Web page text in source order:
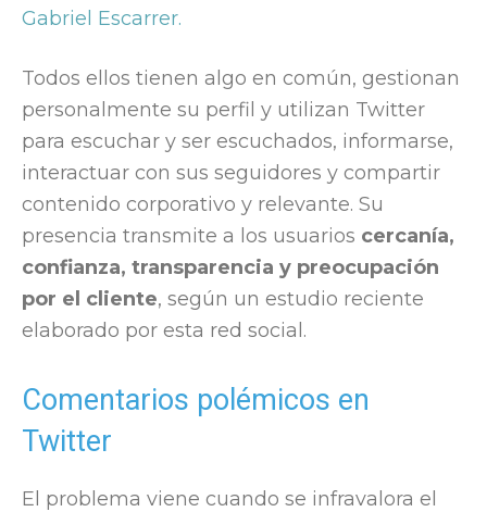
Gabriel Escarrer.
Todos ellos tienen algo en común, gestionan
personalmente su perfil y utilizan Twitter
para escuchar y ser escuchados, informarse,
interactuar con sus seguidores y compartir
contenido corporativo y relevante. Su
presencia transmite a los usuarios cercanía,
confianza, transparencia y preocupación
por el cliente, según un estudio reciente
elaborado por esta red social.
Comentarios polémicos en
Twitter
El problema viene cuando se infravalora el